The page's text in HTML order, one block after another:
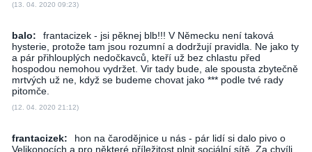
(13. 04. 2020 09:23)
balo:
frantacizek - jsi pěknej blb!!! V Německu není taková
hysterie, protože tam jsou rozumní a dodržují pravidla. Ne jako ty
a pár přihlouplých nedočkavců, kteří už bez chlastu před
hospodou nemohou vydržet. Vir tady bude, ale spousta zbytečně
mrtvých už ne, když se budeme chovat jako *** podle tvé rady
pitomče.
(12. 04. 2020 21:12)
frantacizek:
hon na čarodějnice u nás - pár lidí si dalo pivo o
Velikonocích a pro některé příležitost plnit sociální sítě. Za chvíli